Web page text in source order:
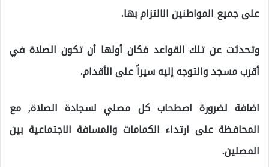
على جميع المواطنين الالتزام بها.
وتحدثت عن تلك القواعد فكان أولها أن تكون الصلاة في
أقرب مسجد والتوجه إليه سيراً على الأقدام.
اضافة لضرورة اصطحاب كل مصلي لسجادة الصلاة, مع
المحافظة على ارتداء الكمامات والمسافة الاجتماعية بين
المصلين.